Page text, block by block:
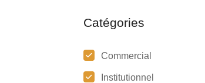
Catégories
Commercial
Institutionnel